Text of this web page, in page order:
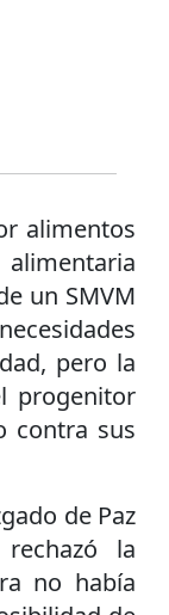
alimentos
un SMVM
pero la
progenitor
contra sus
de Paz
la
no había